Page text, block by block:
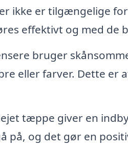
ikke er tilgængelige
effektivt og med de
bruger
eller farver. Dette er
tæppe giver en
på, og det gør en